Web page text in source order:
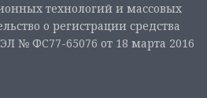
технологий и массовых
о регистрации средства
№ ФС77-65076 от 18 марта 2016